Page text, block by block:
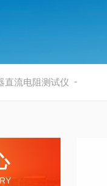
直流电阻测试仪 -